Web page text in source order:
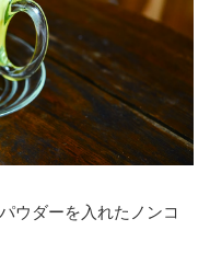
ウダーを入れたノンコ